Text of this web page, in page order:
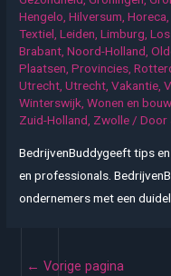
Hengelo ,Hilversum ,Horeca
Textiel ,Leiden ,Limburg ,
Brabant ,Noord-Holland ,
Plaatsen ,Provincies ,
Utrecht ,Utrecht ,Vakantie ,
Winterswijk ,Wonen en
Zuid-Holland Zwolle / Door
BedrijvenBuddygeeft tips
en professionals.
ondernemers met een
Berichten
← Vorige pagina